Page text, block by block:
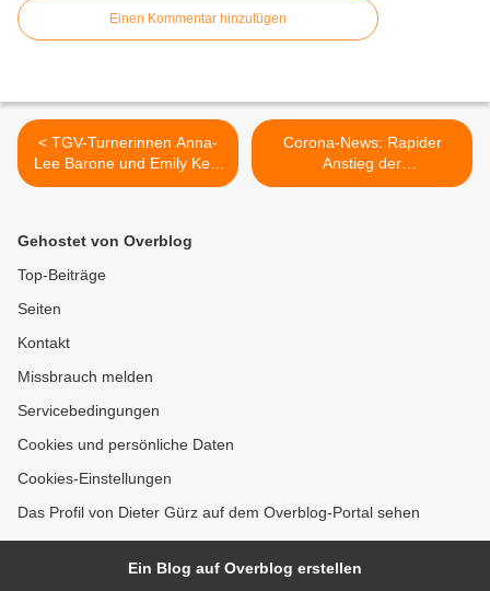
Einen Kommentar hinzufügen
< TGV-Turnerinnen Anna-
Lee Barone und Emily Keib
starteten bei Deutschen
Deutschlandpokal
Corona-News: Rapider
Anstieg der
Coronafallzahlen im
Gehostet von Overblog
Top-Beiträge
Seiten
Kontakt
Missbrauch melden
Servicebedingungen
Cookies und persönliche Daten
Cookies-Einstellungen
Das Profil von Dieter Gürz auf dem Overblog-Portal sehen
Ein Blog auf Overblog erstellen